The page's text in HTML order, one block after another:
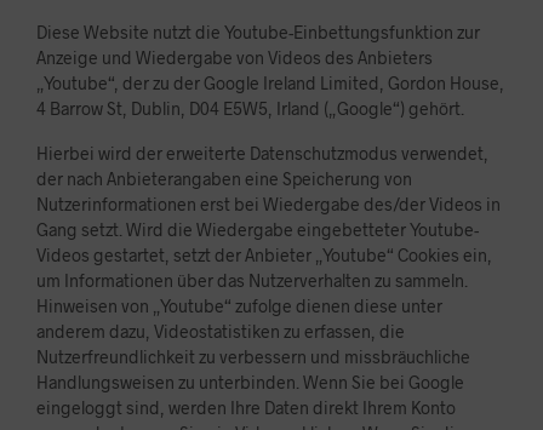
Diese Website nutzt die Youtube-Einbettungsfunktion zur
Anzeige und Wiedergabe von Videos des Anbieters
„Youtube“, der zu der Google Ireland Limited, Gordon House,
4 Barrow St, Dublin, D04 E5W5, Irland („Google“) gehört.
Hierbei wird der erweiterte Datenschutzmodus verwendet,
der nach Anbieterangaben eine Speicherung von
Nutzerinformationen erst bei Wiedergabe des/der Videos in
Gang setzt. Wird die Wiedergabe eingebetteter Youtube-
Videos gestartet, setzt der Anbieter „Youtube“ Cookies ein,
um Informationen über das Nutzerverhalten zu sammeln.
Hinweisen von „Youtube“ zufolge dienen diese unter
anderem dazu, Videostatistiken zu erfassen, die
Nutzerfreundlichkeit zu verbessern und missbräuchliche
Handlungsweisen zu unterbinden. Wenn Sie bei Google
eingeloggt sind, werden Ihre Daten direkt Ihrem Konto